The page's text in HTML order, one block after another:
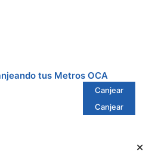
tus Metros OCA
Canjear
Canjear